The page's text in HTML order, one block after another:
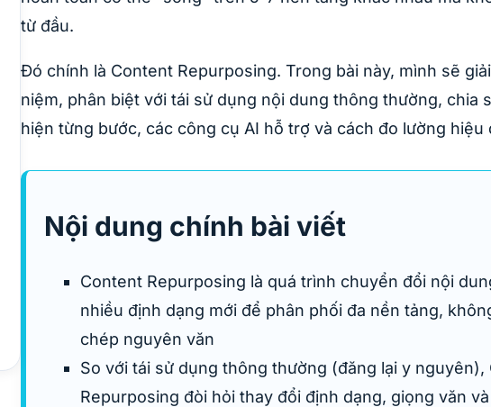
từ đầu.
Đó chính là Content Repurposing. Trong bài này, mình sẽ
niệm, phân biệt với tái sử dụng nội dung thông thường, chia
hiện từng bước, các công cụ AI hỗ trợ và cách đo lường hiệu
Nội dung chính bài viết
Content Repurposing là quá trình chuyển đổi nội
nhiều định dạng mới để phân phối đa nền tảng,
chép nguyên văn
So với tái sử dụng thông thường (đăng lại y nguyên),
Repurposing đòi hỏi thay đổi định dạng, giọng văn